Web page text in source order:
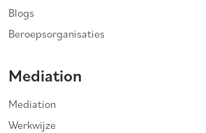
Blogs
Beroepsorganisaties
Mediation
Mediation
Werkwijze